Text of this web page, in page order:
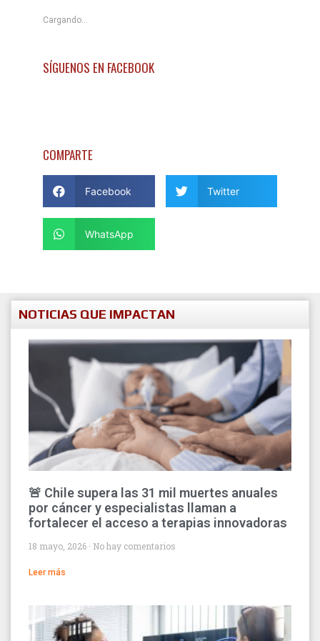
Cargando...
SÍGUENOS EN FACEBOOK
COMPARTE
Facebook Twitter
WhatsApp
NOTICIAS QUE IMPACTAN
🚨 Chile supera las 31 mil muertes anuales
por cáncer y especialistas llaman a
fortalecer el acceso a terapias innovadoras
18 mayo, 2026 No hay comentarios
Leer más